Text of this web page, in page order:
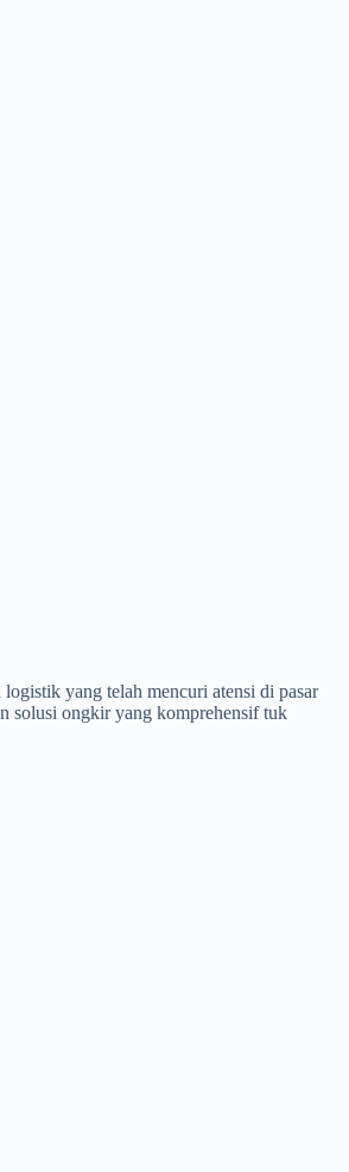
yang telah mencuri atensi di pasar
solusi ongkir yang komprehensif tuk